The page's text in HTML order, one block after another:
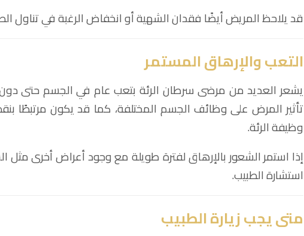
قد يلاحظ المريض أيضًا فقدان الشهية أو انخفاض الرغبة في تناول
التعب والإرهاق المستمر
يشعر العديد من مرضى سرطان الرئة بتعب عام في الجسم حتى
تأثير المرض على وظائف الجسم المختلفة، كما قد يكون مرتبطًا
وظيفة الرئة.
إذا استمر الشعور بالإرهاق لفترة طويلة مع وجود أعراض أخرى
استشارة الطبيب.
متى يجب زيارة الطبيب